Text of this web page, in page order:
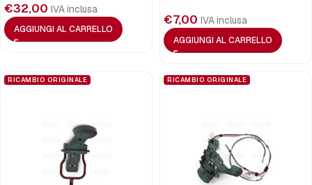
€32,00 IVA inclusa
AGGIUNGI AL CARRELLO
€7,00 IVA inclusa
AGGIUNGI AL CARRELLO
RICAMBIO ORIGINALE RICAMBIO ORIGINALE